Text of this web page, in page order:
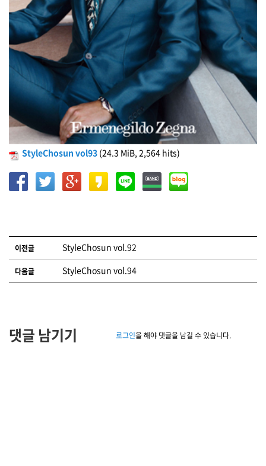
StyleChosun vol93 (24.3 MiB, 2,564 hits)
글 네비게이션
이전글 StyleChosun vol.92
다음글 StyleChosun vol.94
댓글 남기기 로그인을 해야 댓글을 남길 수 있습니다.